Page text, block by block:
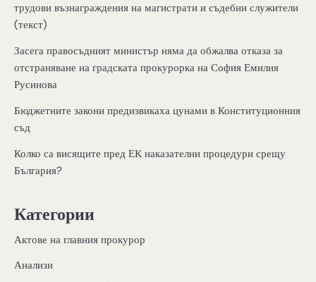
трудови възнаграждения на магистрати и съдебни служители
(текст)
Засега правосъдният министър няма да обжалва отказа за
отстраняване на градската прокурорка на София Емилия
Русинова
Бюджетните закони предизвикаха цунами в Конституционния
съд
Колко са висящите пред ЕК наказателни процедури срещу
България?
Категории
Актове на главния прокурор
Анализи